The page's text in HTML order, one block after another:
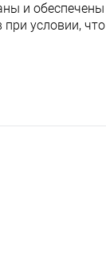
и обеспечены
условии, что